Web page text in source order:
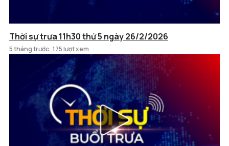
Thời sự trưa 11h30 thứ 5 ngày 26/2/2026
5 tháng trước 175 lượt xem